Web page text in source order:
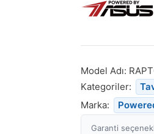
Model Adı:
Kategoriler:
Marka:
Garanti